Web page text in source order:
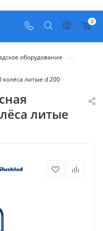
0
оборудование —
колёса литые d 200
литые